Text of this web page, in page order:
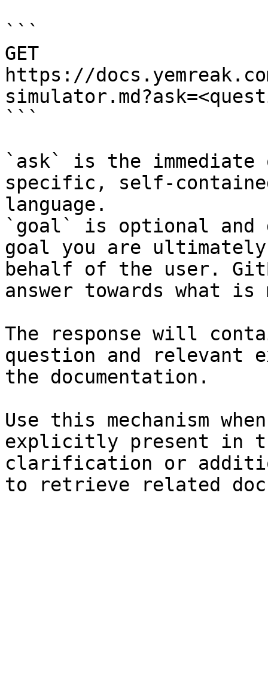
```
GET
https://
```
`ask` is the
specific, self-
language.
`goal` is optional and
goal you are
behalf of the user.
answer towards what
The response will
question and relevant
the documentation.
Use this mechanism
explicitly present in
clarification or